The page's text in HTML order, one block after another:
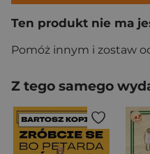
Ten produkt nie ma
Pomóż innym i zostaw
Z tego samego